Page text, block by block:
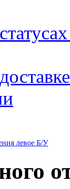
левое Б/У